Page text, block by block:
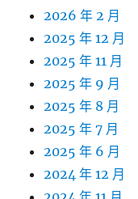
2026 年 2 月
2025 年 12 月
2025 年 11 月
2025 年 9 月
2025 年 8 月
2025 年 7 月
2025 年 6 月
2024 年 12 月